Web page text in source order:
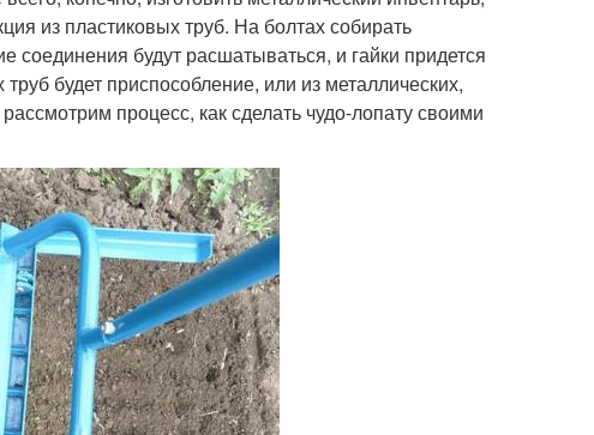
из пластиковых труб. На болтах собирать
соединения будут расшатываться, и гайки придется
будет приспособление, или из металлических,
процесс, как сделать чудо-лопату своими